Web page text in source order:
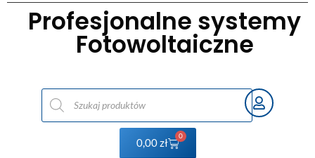
Profesjonalne systemy
Fotowoltaiczne
0,00zł
0